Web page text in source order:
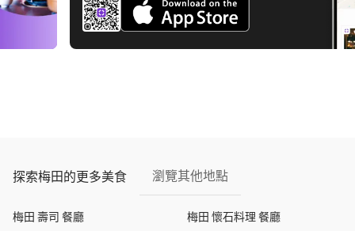
探索梅田的更多美食 瀏覽其他地點
梅田 壽司 餐廳 梅田 懷石料理 餐廳